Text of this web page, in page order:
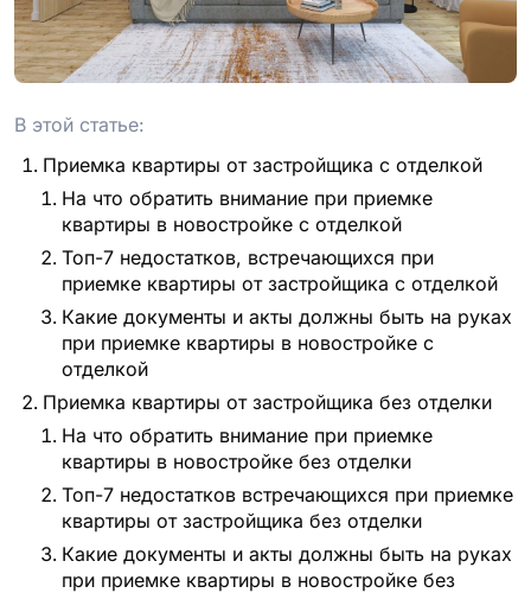
Обсудить
проект
В этой статье:
Приемка квартиры от застройщика с отделкой
На что обратить внимание при приемке
квартиры в новостройке с отделкой
Топ-7 недостатков, встречающихся при
приемке квартиры от застройщика с отделкой
Какие документы и акты должны быть на руках
при приемке квартиры в новостройке с
отделкой
Приемка квартиры от застройщика без отделки
На что обратить внимание при приемке
квартиры в новостройке без отделки
Топ-7 недостатков встречающихся при приемке
квартиры от застройщика без отделки
Какие документы и акты должны быть на руках
при приемке квартиры в новостройке без